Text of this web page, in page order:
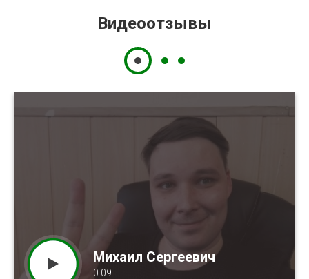
Видеоотзывы
Михаил Сергеевич
0:09
Александра Викторовна
0:15
Екатерина Владимировна
0:13